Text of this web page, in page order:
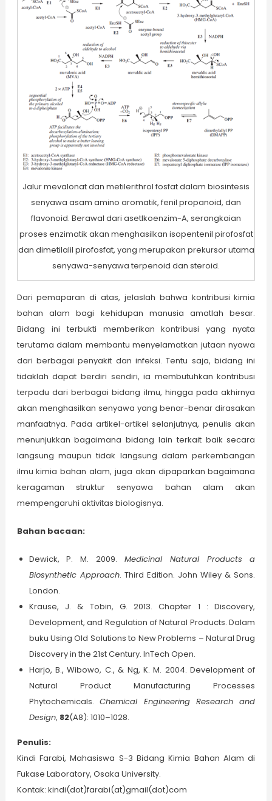
Jalur mevalonat dan metilerithrol fosfat dalam biosintesis
senyawa asam amino aromatik, fenil propanoid, dan
flavonoid. Berawal dari asetlkoenzim-A, serangkaian
proses enzimatik akan menghasilkan isopentenil pirofosfat
dan dimetilalil pirofosfat, yang merupakan prekursor utama
senyawa-senyawa terpenoid dan steroid.
Dari pemaparan di atas, jelaslah bahwa kontribusi kimia
bahan alam bagi kehidupan manusia amatlah besar.
Bidang ini terbukti memberikan kontribusi yang nyata
terutama dalam membantu menyelamatkan jutaan nyawa
dari berbagai penyakit dan infeksi. Tentu saja, bidang ini
tidaklah dapat berdiri sendiri, ia membutuhkan kontribusi
terpadu dari berbagai bidang ilmu, hingga pada akhirnya
akan menghasilkan senyawa yang benar-benar dirasakan
manfaatnya. Pada artikel-artikel selanjutnya, penulis akan
menunjukkan bagaimana bidang lain terkait baik secara
langsung maupun tidak langsung dalam perkembangan
ilmu kimia bahan alam, juga akan dipaparkan bagaimana
keragaman struktur senyawa bahan alam akan
mempengaruhi aktivitas biologisnya.
Bahan bacaan:
Dewick, P. M. 2009. Medicinal Natural Products a
Biosynthetic Approach. Third Edition. John Wiley & Sons.
London.
Krause, J. & Tobin, G. 2013. Chapter 1 : Discovery,
Development, and Regulation of Natural Products. Dalam
buku Using Old Solutions to New Problems – Natural Drug
Discovery in the 21st Century. InTech Open.
Harjo, B., Wibowo, C., & Ng, K. M. 2004. Development of
Natural Product Manufacturing Processes
Phytochemicals.Chemical Engineering Research and
Design, 82(A8): 1010–1028.
Penulis:
Kindi Farabi, Mahasiswa S-3 Bidang Kimia Bahan Alam di
Fukase Laboratory, Osaka University.
Kontak: kindi(dot)farabi(at)gmail(dot)com